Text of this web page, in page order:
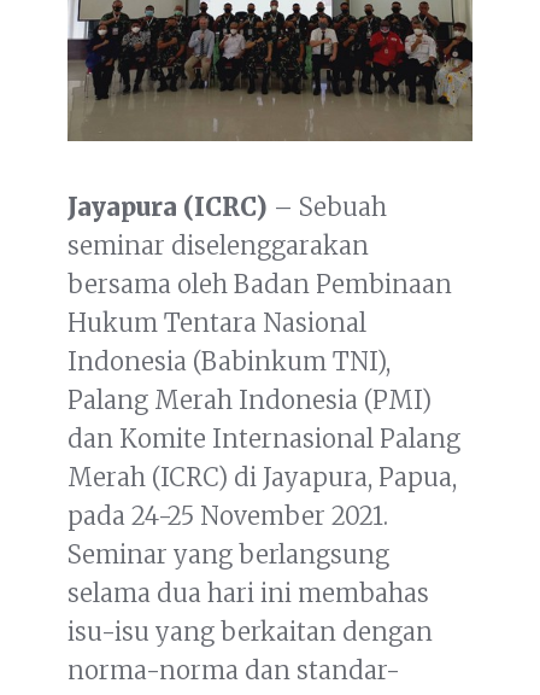
Jayapura (ICRC) – Sebuah
seminar diselenggarakan
bersama oleh Badan Pembinaan
Hukum Tentara Nasional
Indonesia (Babinkum TNI),
Palang Merah Indonesia (PMI)
dan Komite Internasional Palang
Merah (ICRC) di Jayapura, Papua,
pada 24-25 November 2021.
Seminar yang berlangsung
selama dua hari ini membahas
isu-isu yang berkaitan dengan
norma-norma dan standar-